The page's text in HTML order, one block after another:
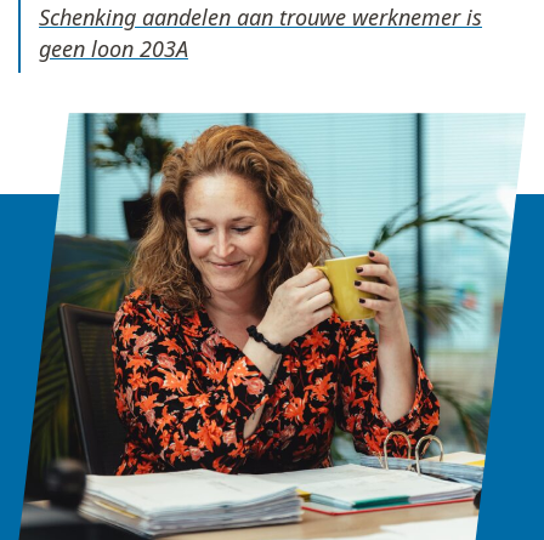
Schenking aandelen aan trouwe werknemer is
geen loon